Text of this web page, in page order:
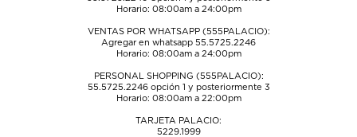
Horario: 08:00am a 24:00pm
VENTAS POR WHATSAPP (555PALACIO):
Agregar en whatsapp 55.5725.2246
Horario: 08:00am a 24:00pm
PERSONAL SHOPPING (555PALACIO):
55.5725.2246opción 1 y posteriormente 3
Horario: 08:00am a 22:00pm
TARJETA PALACIO:
5229.1999